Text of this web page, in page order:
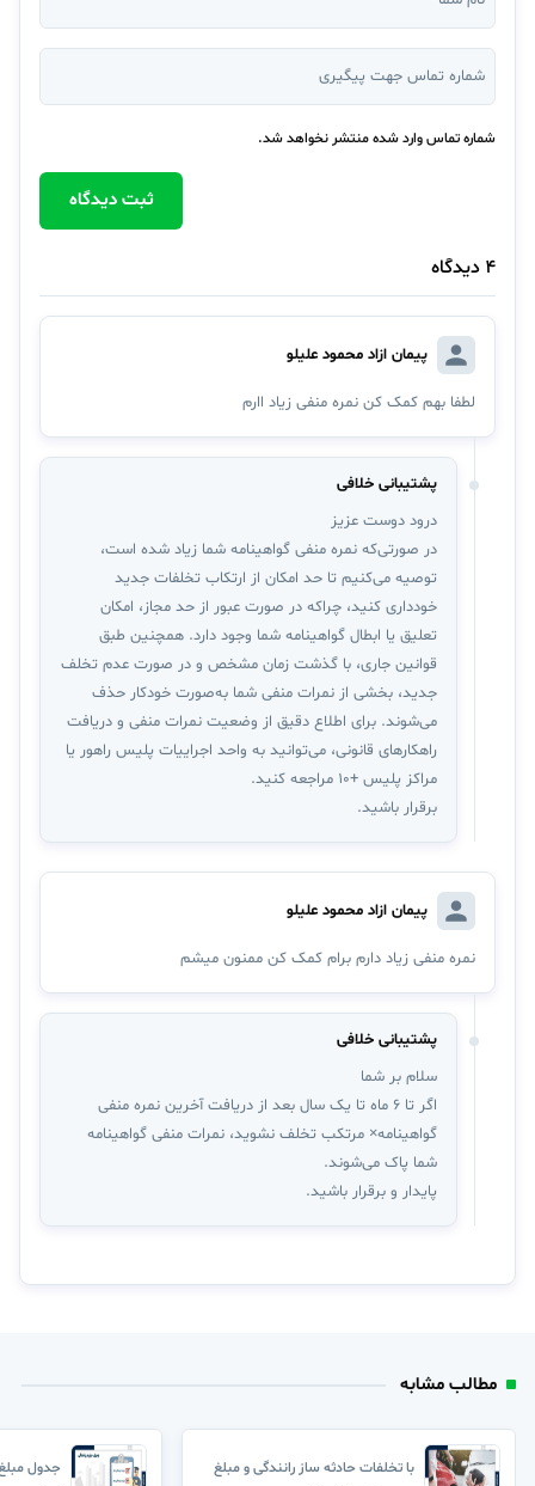
شماره تماس وارد شده منتشر نخواهد شد.
ثبت دیدگاه
4 دیدگاه
پیمان ازاد محمود علیلو
لطفا بهم کمک کن نمره منفی زیاد اارم
پشتیبانی خلافی
درود دوست عزیز
در صورتی‌که نمره منفی گواهینامه شما زیاد شده است،
توصیه می‌کنیم تا حد امکان از ارتکاب تخلفات جدید
خودداری کنید، چراکه در صورت عبور از حد مجاز، امکان
تعلیق یا ابطال گواهینامه شما وجود دارد. همچنین طبق
قوانین جاری، با گذشت زمان مشخص و در صورت عدم تخلف
جدید، بخشی از نمرات منفی شما به‌صورت خودکار حذف
می‌شوند. برای اطلاع دقیق از وضعیت نمرات منفی و دریافت
راهکارهای قانونی، می‌توانید به واحد اجراییات پلیس راهور یا
مراکز پلیس +۱۰ مراجعه کنید.
برقرار باشید.
پیمان ازاد محمود علیلو
نمره منفی زیاد دارم برام کمک کن ممنون میشم
پشتیبانی خلافی
سلام بر شما
اگر تا 6 ماه تا یک سال بعد از دریافت آخرین نمره منفی
گواهینامه× مرتکب تخلف نشوید، نمرات منفی گواهینامه
شما پاک می‌شوند.
پایدار و برقرار باشید.
مطالب مشابه
با تخلفات حادثه ساز رانندگی و مبلغ